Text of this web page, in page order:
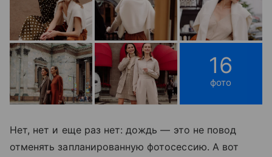
16
фото
Нет, нет и еще раз нет: дождь — это не повод
отменять запланированную фотосессию. А вот